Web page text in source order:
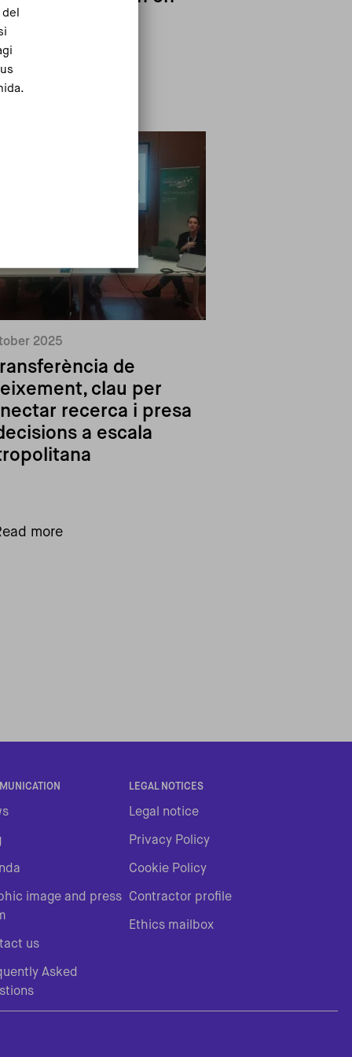
privat
more
2025
de
clau per
recerca i presa
a escala
more
image and press
us
Asked
LEGAL NOTICES
Legal notice
Privacy Policy
Cookie Policy
Contractor profile
Ethics mailbox